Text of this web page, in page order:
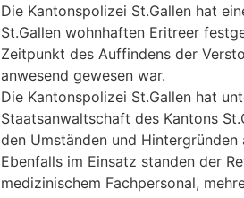
Die Kantonspolizei St.Gallen hat
St.Gallen wohnhaften Eritreer
Zeitpunkt des Auffindens der
anwesend gewesen war.
Die Kantonspolizei St.Gallen hat
Staatsanwaltschaft des Kantons
den Umständen und Hintergründen
Ebenfalls im Einsatz standen der
medizinischem Fachpersonal,